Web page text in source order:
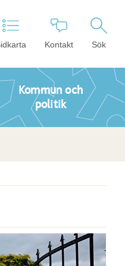
Kontakt Sök
Kommun och
politik